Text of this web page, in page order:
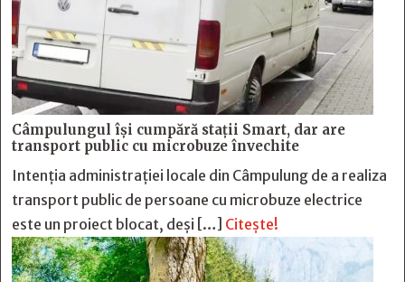
Câmpulungul îşi cumpără staţii Smart, dar are
transport public cu microbuze învechite
Intenția administrației locale din Câmpulung de a realiza
transport public de persoane cu microbuze electrice
este un proiect blocat, deși […] Citește!